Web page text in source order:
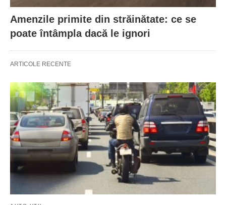
Amenzile primite din străinătate: ce se
poate întâmpla dacă le ignori
ARTICOLE RECENTE